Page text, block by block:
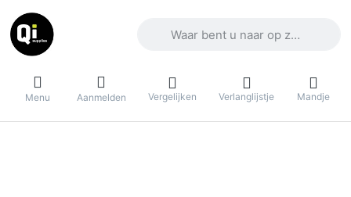
Menu Aanmelden Vergelijken Verlanglijstje Mandje